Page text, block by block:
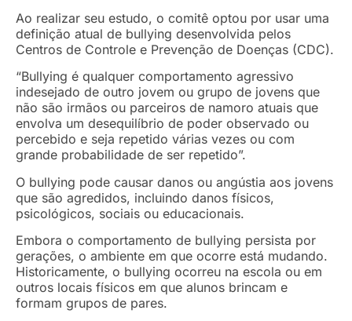
Ao realizar seu estudo, o comitê optou por usar uma
definição atual de bullying desenvolvida pelos
Centros de Controle e Prevenção de Doenças (CDC).
“Bullying é qualquer comportamento agressivo
indesejado de outro jovem ou grupo de jovens que
não são irmãos ou parceiros de namoro atuais que
envolva um desequilíbrio de poder observado ou
percebido e seja repetido várias vezes ou com
grande probabilidade de ser repetido”.
O bullying pode causar danos ou angústia aos jovens
que são agredidos, incluindo danos físicos,
psicológicos, sociais ou educacionais.
Embora o comportamento de bullying persista por
gerações, o ambiente em que ocorre está mudando.
Historicamente, o bullying ocorreu na escola ou em
outros locais físicos em que alunos brincam e
formam grupos de pares.